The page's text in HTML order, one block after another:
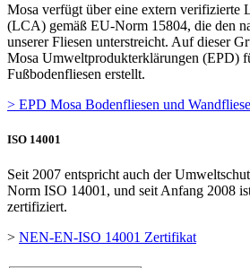
Mosa verfügt über eine extern verifizierte
(LCA) gemäß EU-Norm 15804, die den
unserer Fliesen unterstreicht. Auf dieser
Mosa Umweltprodukterklärungen (EPD)
Fußbodenfliesen erstellt.
> EPD Mosa Bodenfliesen und
ISO 14001
Seit 2007 entspricht auch der
Norm ISO 14001, und seit Anfang 2008
zertifiziert.
> NEN-EN-ISO 14001 Zertifikat